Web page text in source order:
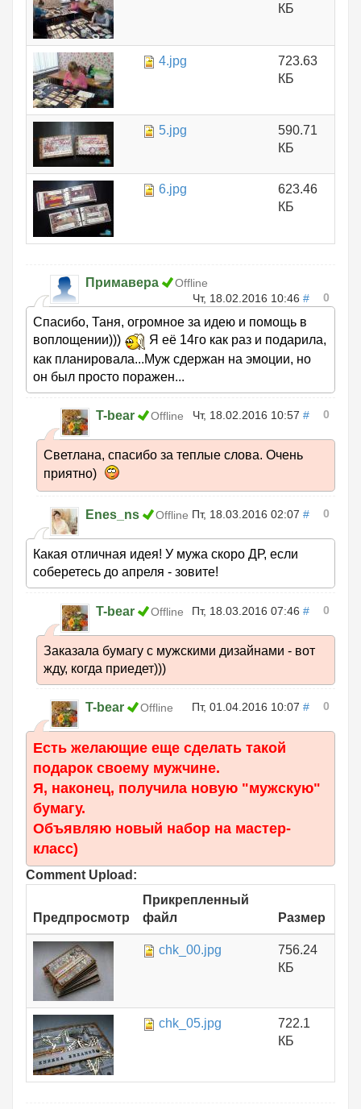
КБ
4.jpg
723.63
КБ
5.jpg
590.71
КБ
6.jpg
623.46
КБ
Примавера
Offline
Чт, 18.02.2016 10:46 # 0
Спасибо, Таня, огромное за идею и помощь в
воплощении)))
Я её 14го как раз и подарила,
как планировала...Муж сдержан на эмоции, но
он был просто поражен...
T-bear Offline Чт, 18.02.2016 10:57 # 0
Светлана, спасибо за теплые слова. Очень
приятно)
Enes_ns Offline Пт, 18.03.2016 02:07 # 0
Какая отличная идея! У мужа скоро ДР, если
соберетесь до апреля - зовите!
T-bear Offline Пт, 18.03.2016 07:46 # 0
Заказала бумагу с мужскими дизайнами - вот
жду, когда приедет)))
T-bear Offline Пт, 01.04.2016 10:07 # 0
Есть желающие еще сделать такой
подарок своему мужчине.
Я, наконец, получила новую "мужскую"
бумагу.
Объявляю новый набор на мастер-
класс)
Comment Upload:
Предпросмотр
Прикрепленный
файл
Размер
chk_00.jpg
756.24
КБ
chk_05.jpg
722.1
КБ